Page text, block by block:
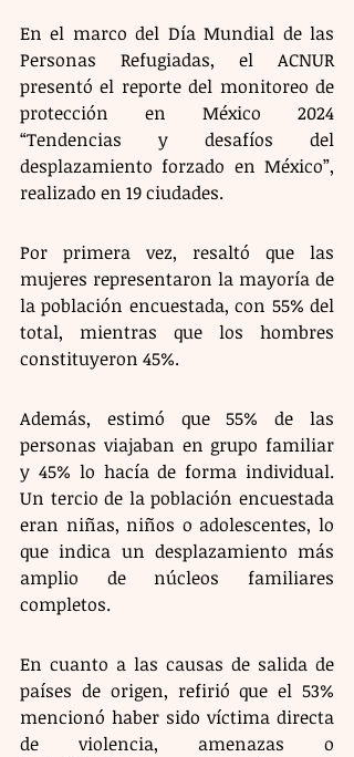
En el marco del Día Mundial de las
Personas Refugiadas, el ACNUR
presentó el reporte del monitoreo de
protección en México 2024
“Tendencias y desafíos del
desplazamiento forzado en México”,
realizado en 19 ciudades.
Por primera vez, resaltó que las
mujeres representaron la mayoría de
la población encuestada, con 55% del
total, mientras que los hombres
constituyeron 45%.
Además, estimó que 55% de las
personas viajaban en grupo familiar
y 45% lo hacía de forma individual.
Un tercio de la población encuestada
eran niñas, niños o adolescentes, lo
que indica un desplazamiento más
amplio de núcleos familiares
completos.
En cuanto a las causas de salida de
países de origen, refirió que el 53%
mencionó haber sido víctima directa
de violencia, amenazas o